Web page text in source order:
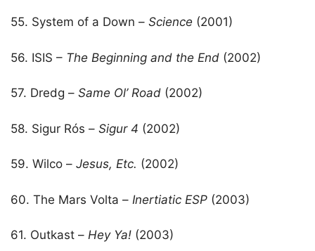
55. System of a Down – Science (2001)
56. ISIS – The Beginning and the End (2002)
57. Dredg – Same Ol’ Road (2002)
58. Sigur Rós – Sigur 4 (2002)
59. Wilco – Jesus, Etc. (2002)
60. The Mars Volta – Inertiatic ESP (2003)
61. Outkast – Hey Ya! (2003)